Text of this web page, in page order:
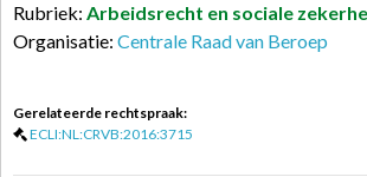
Rubriek: Arbeidsrecht en sociale
Organisatie: Centrale Raad van Beroep
Gerelateerde rechtspraak:
ECLI:NL:CRVB:2016:3715